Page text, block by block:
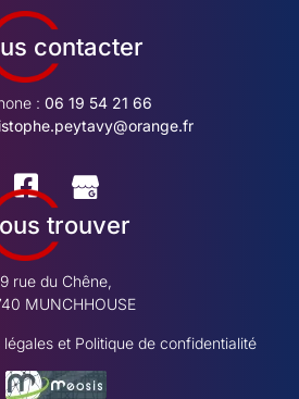
contacter
: 06 19 54 21 66
trouver
9 rue du Chêne,
MUNCHHOUSE
légales et Politique de confidentialité